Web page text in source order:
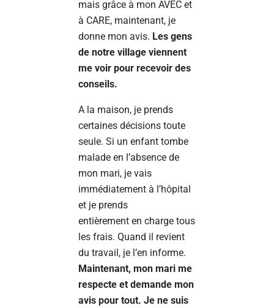
mais grâce à mon AVEC et
à CARE, maintenant, je
donne mon avis. Les gens
de notre village viennent
me voir pour recevoir des
conseils.
A la maison, je prends
certaines décisions toute
seule. Si un enfant tombe
malade en l’absence de
mon mari, je vais
immédiatement à l’hôpital
et je prends
entièrement en charge tous
les frais. Quand il revient
du travail, je l’en informe.
Maintenant, mon mari me
respecte et demande mon
avis pour tout. Je ne suis